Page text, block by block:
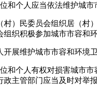
和个人应当依法维护城市
村）民委员会组织居（村
组织积极参加城市市容和
开展维护城市市容和环境
和个人有权对损害城市
政主管部门应当及时对举